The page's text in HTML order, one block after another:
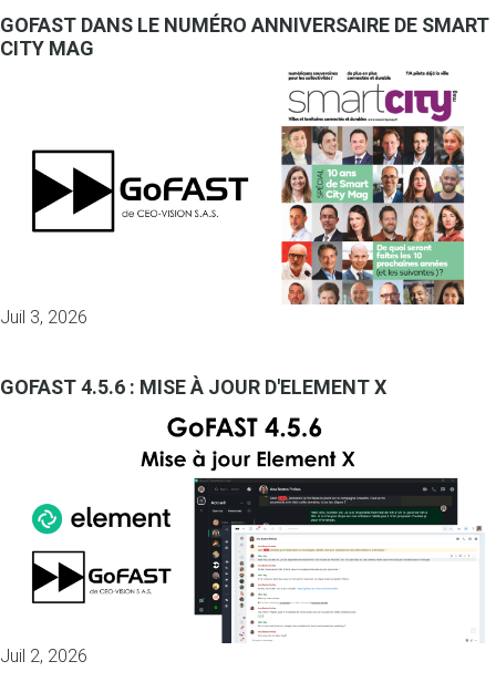
GOFAST DANS LE NUMÉRO ANNIVERSAIRE DE SMART
CITY MAG
Juil 3, 2026
GOFAST 4.5.6 : MISE À JOUR D'ELEMENT X
Juil 2, 2026